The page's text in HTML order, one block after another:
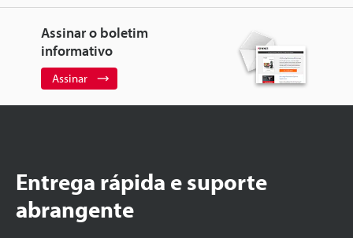
Assinar o boletim
informativo
Assinar
Entrega rápida e suporte
abrangente